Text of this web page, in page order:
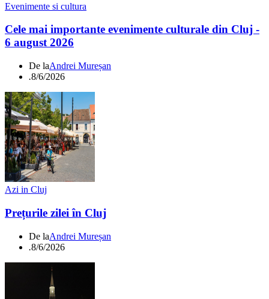
Evenimente si cultura
Cele mai importante evenimente culturale din Cluj -
6 august 2026
De laAndrei Mureșan
.8/6/2026
Azi in Cluj
Prețurile zilei în Cluj
De laAndrei Mureșan
.8/6/2026